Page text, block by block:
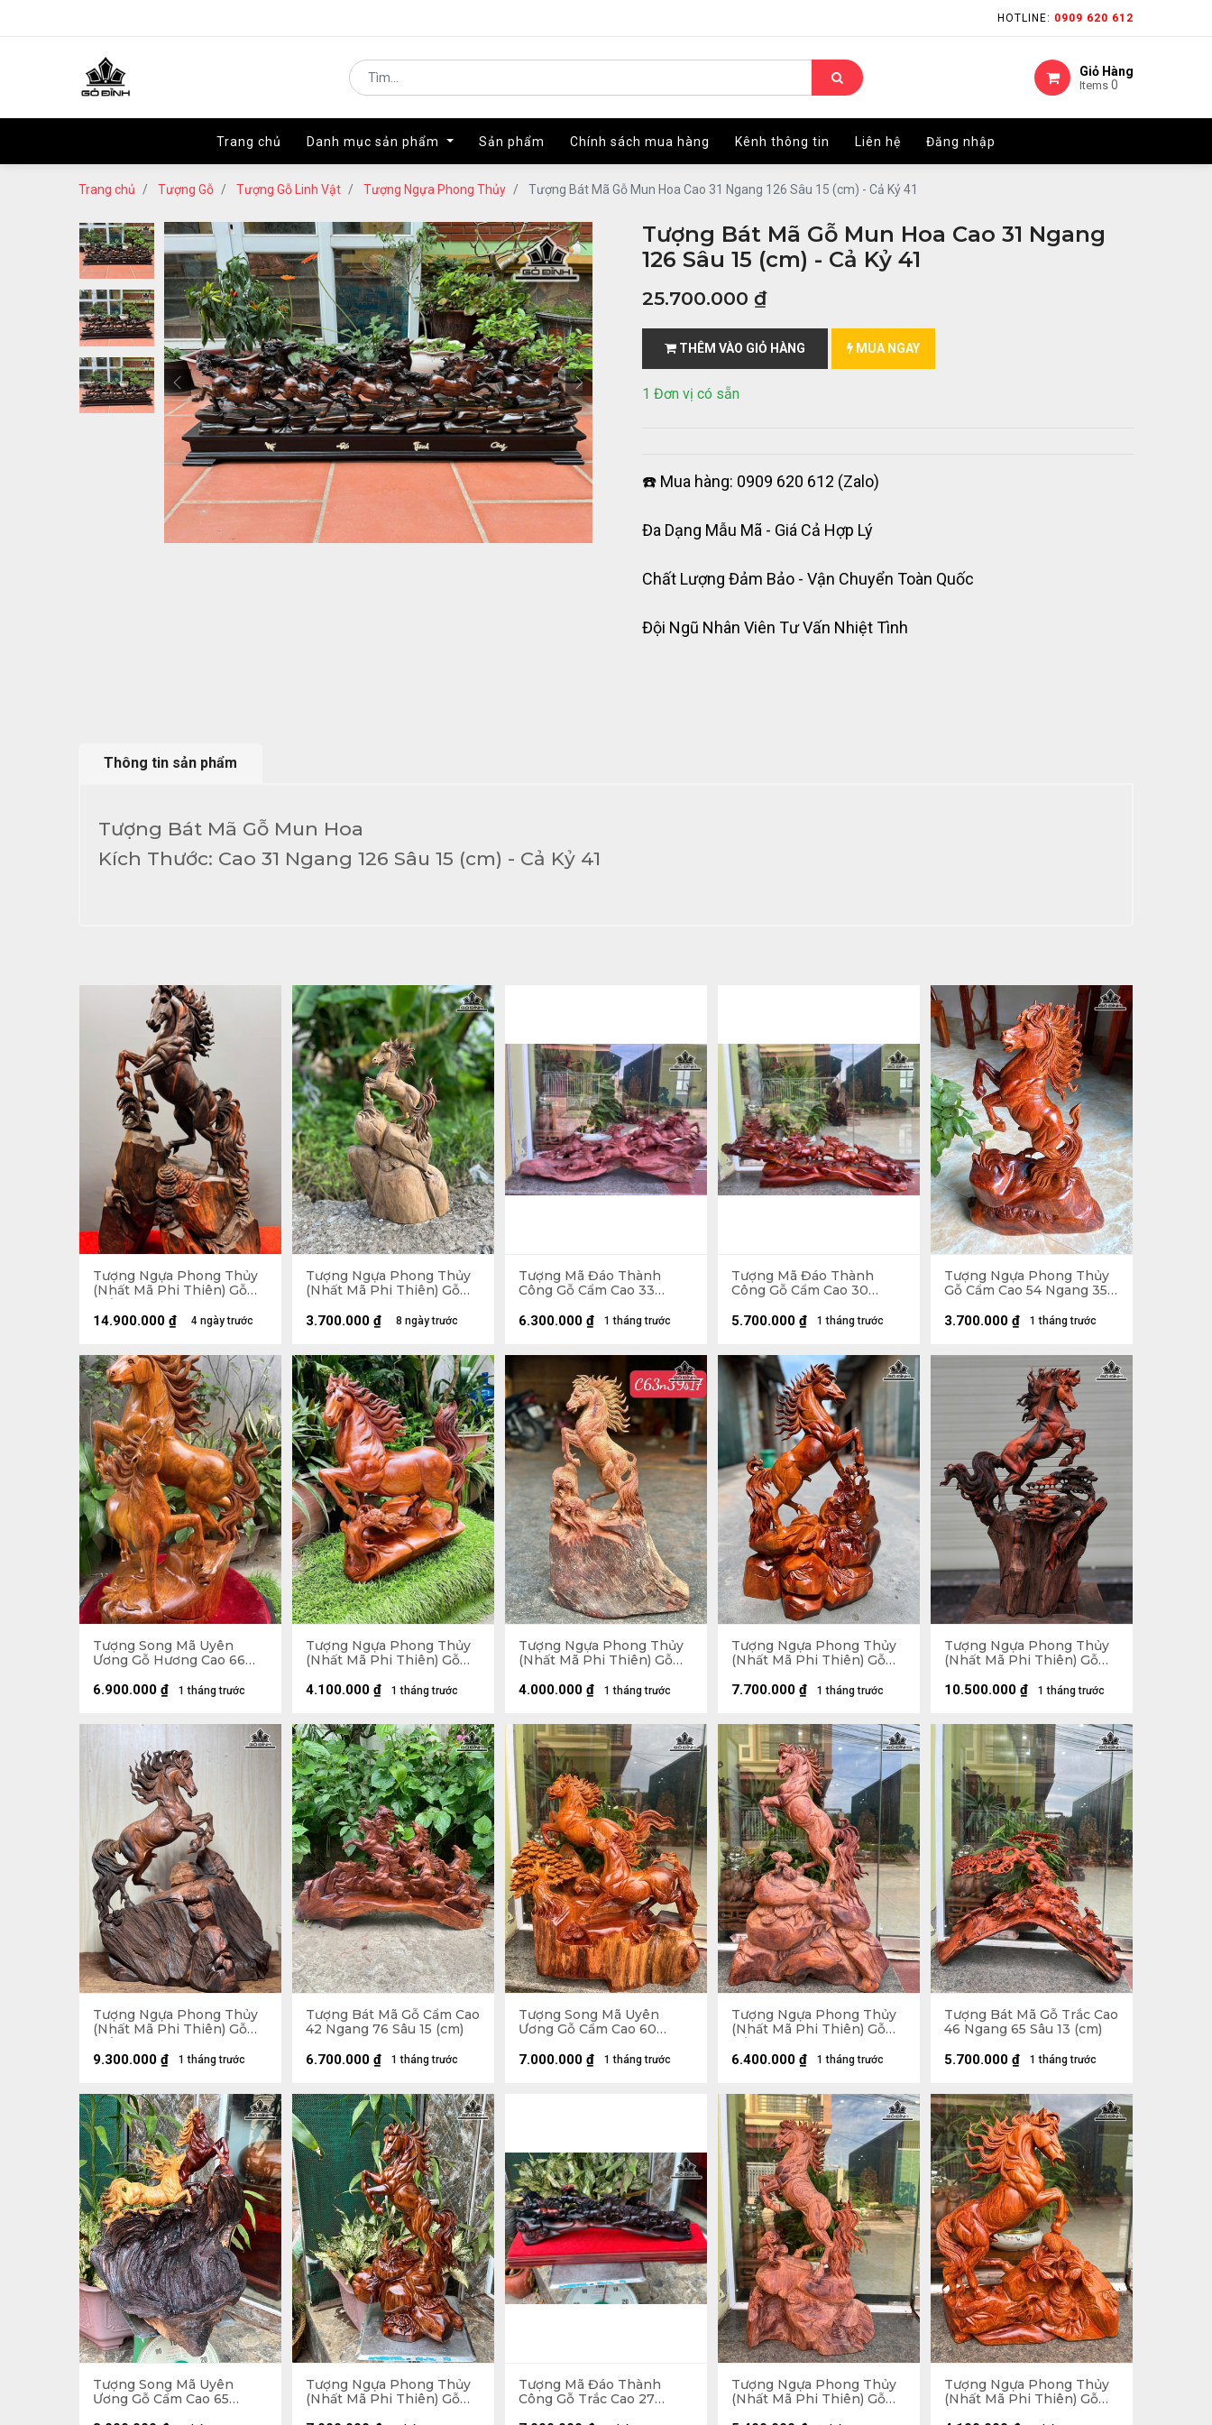
HOTLINE: 0909 620 612
Giỏ Hàng
Items 0
Trang chủ Danh mục sản phẩm Sản phẩm Chính sách mua hàng Kênh thông tin Liên hệ Đăng nhập
HOTLINE: 0909 620 612
Giỏ Hàng
Items 0
Trang chủ Danh mục sản phẩm Sản phẩm Chính sách mua hàng Kênh thông tin Liên hệ Đăng nhập
Trang chủ Tượng Gỗ Tượng Gỗ Linh Vật Tượng Ngựa Phong Thủy Tượng Bát Mã Gỗ Mun Hoa Cao 31 Ngang 126 Sâu 15 (cm) - Cả Kỷ 41
Tượng Bát Mã Gỗ Mun Hoa Cao 31 Ngang
126 Sâu 15 (cm) - Cả Kỷ 41
25.700.000 ₫
THÊM VÀO GIỎ HÀNG MUA NGAY
1 Đơn vị có sẵn
☎️ Mua hàng: 0909 620 612 (Zalo)
Đa Dạng Mẫu Mã - Giá Cả Hợp Lý
Chất Lượng Đảm Bảo - Vận Chuyển Toàn Quốc
Đội Ngũ Nhân Viên Tư Vấn Nhiệt Tình
Thông tin sản phẩm
Tượng Bát Mã Gỗ Mun Hoa
Kích Thước: Cao 31 Ngang 126 Sâu 15 (cm) - Cả Kỷ 41
Tượng Ngựa Phong Thủy
(Nhất Mã Phi Thiên) Gỗ
Trắc Cao 68 Ngang 42 Sâu
28 (cm)
4 ngày trước
14.900.000 ₫
Tượng Ngựa Phong Thủy
(Nhất Mã Phi Thiên) Gỗ
28 Sâu 12 (cm)8 ngày trước
3.700.000 ₫
Tượng Mã Đáo Thành
Công Gỗ Cẩm Cao 33
1 tháng trước
6.300.000 ₫
Tượng Mã Đáo Thành
Công Gỗ Cẩm Cao 30
1 tháng trước
5.700.000 ₫
Tượng Ngựa Phong Thủy
Gỗ Cẩm Cao 54 Ngang 35
1 tháng trước
3.700.000 ₫
Tượng Song Mã Uyên
Ương Gỗ Hương Cao 66
1 tháng trước
6.900.000 ₫
Tượng Ngựa Phong Thủy
(Nhất Mã Phi Thiên) Gỗ
Sâu 25 (cm)
1 tháng trước
4.100.000 ₫
Tượng Ngựa Phong Thủy
(Nhất Mã Phi Thiên) Gỗ
Sâu 17 (cm)
1 tháng trước
4.000.000 ₫
Tượng Ngựa Phong Thủy
(Nhất Mã Phi Thiên) Gỗ
Sâu 24 (cm) - 20kg
1 tháng trước
7.700.000 ₫
Tượng Ngựa Phong Thủy
(Nhất Mã Phi Thiên) Gỗ
20 (cm)
1 tháng trước
10.500.000 ₫
Tượng Ngựa Phong Thủy
(Nhất Mã Phi Thiên) Gỗ
Trắc Cao 48 Ngang 35 Sâu
17 (cm)
1 tháng trước
9.300.000 ₫
Tượng Bát Mã Gỗ Cẩm Cao
42 Ngang 76 Sâu 15 (cm)
1 tháng trước
6.700.000 ₫
Tượng Song Mã Uyên
Ương Gỗ Cẩm Cao 60
1 tháng trước
7.000.000 ₫
Tượng Ngựa Phong Thủy
(Nhất Mã Phi Thiên) Gỗ
Cẩm Cao 73 Ngang 48 Sâu
20 (cm)
1 tháng trước
6.400.000 ₫
Tượng Bát Mã Gỗ Trắc Cao
46 Ngang 65 Sâu 13 (cm)
1 tháng trước
5.700.000 ₫
Tượng Song Mã Uyên
Ương Gỗ Cẩm Cao 65
Tượng Ngựa Phong Thủy
(Nhất Mã Phi Thiên) Gỗ
Tượng Mã Đáo Thành
Công Gỗ Trắc Cao 27
Tượng Ngựa Phong Thủy
(Nhất Mã Phi Thiên) Gỗ
Tượng Ngựa Phong Thủy
(Nhất Mã Phi Thiên) Gỗ